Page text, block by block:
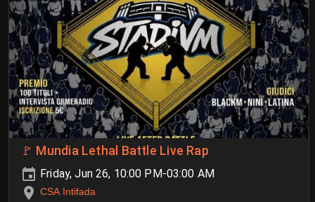
🚩 Mundia Lethal Battle Live Rap
Friday, Jun 26, 10:00 PM-03:00 AM
CSA Intifada